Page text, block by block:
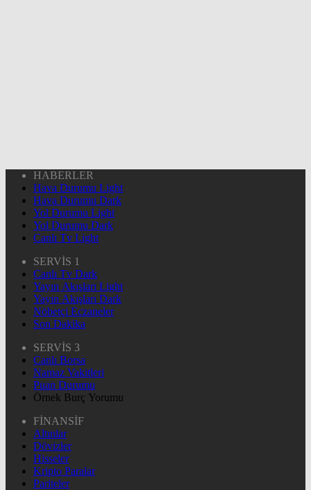
HABERLER
Hava Durumu Light
Hava Durumu Dark
Yol Durumu Light
Yol Durumu Dark
Canlı Tv Light
SERVİS 1
Canlı Tv Dark
Yayın Akışları Light
Yayın Akışları Dark
Nöbetçi Eczaneler
Son Dakika
SERVİS 3
Canlı Borsa
Namaz Vakitleri
Puan Durumu
Örnek Burç Yorumu
FİNANSİF
Altınlar
Dövizler
Hisseler
Kripto Paralar
Pariteler